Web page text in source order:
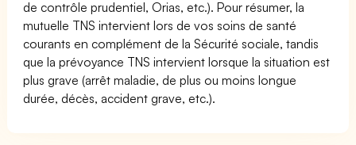
de contrôle prudentiel, Orias, etc.). Pour résumer, la
mutuelle TNS intervient lors de vos soins de santé
courants en complément de la Sécurité sociale, tandis
que la prévoyance TNS intervient lorsque la situation est
plus grave (arrêt maladie, de plus ou moins longue
durée, décès, accident grave, etc.).